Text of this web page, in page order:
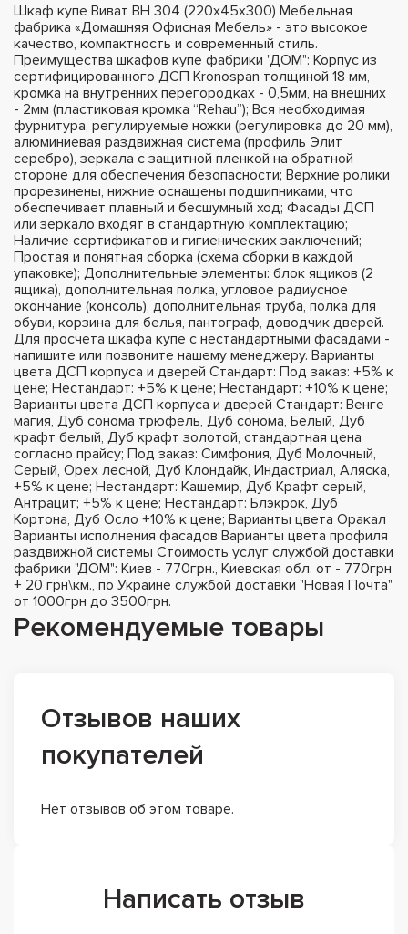
Шкаф купе Виват ВН 304 (220х45х300) Мебельная
фабрика «Домашняя Офисная Мебель» - это высокое
качество, компактность и современный стиль.
Преимущества шкафов купе фабрики "ДОМ": Корпус из
сертифицированного ДСП Kronospan толщиной 18 мм,
кромка на внутренних перегородках - 0,5мм, на внешних
- 2мм (пластиковая кромка “Rehau”); Вся необходимая
фурнитура, регулируемые ножки (регулировка до 20 мм),
алюминиевая раздвижная система (профиль Элит
серебро), зеркала с защитной пленкой на обратной
стороне для обеспечения безопасности; Верхние ролики
прорезинены, нижние оснащены подшипниками, что
обеспечивает плавный и бесшумный ход; Фасады ДСП
или зеркало входят в стандартную комплектацию;
Наличие сертификатов и гигиенических заключений;
Простая и понятная сборка (схема сборки в каждой
упаковке); Дополнительные элементы: блок ящиков (2
ящика), дополнительная полка, угловое радиусное
окончание (консоль), дополнительная труба, полка для
обуви, корзина для белья, пантограф, доводчик дверей.
Для просчёта шкафа купе с нестандартными фасадами -
напишите или позвоните нашему менеджеру. Варианты
цвета ДСП корпуса и дверей Стандарт: Под заказ: +5% к
цене; Нестандарт: +5% к цене; Нестандарт: +10% к цене;
Варианты цвета ДСП корпуса и дверей Стандарт: Венге
магия, Дуб сонома трюфель, Дуб сонома, Белый, Дуб
крафт белый, Дуб крафт золотой, стандартная цена
согласно прайсу; Под заказ: Симфония, Дуб Молочный,
Серый, Орех лесной, Дуб Клондайк, Индастриал, Аляска,
+5% к цене; Нестандарт: Кашемир, Дуб Крафт серый,
Антрацит; +5% к цене; Нестандарт: Блэкрок, Дуб
Кортона, Дуб Осло +10% к цене; Варианты цвета Оракал
Варианты исполнения фасадов Варианты цвета профиля
раздвижной системы Стоимость услуг службой доставки
фабрики "ДОМ": Киев - 770грн., Киевская обл. от - 770грн
+ 20 грн\км., по Украине службой доставки "Новая Почта"
от 1000грн до 3500грн.
Рекомендуемые товары
Отзывов наших
покупателей
Нет отзывов об этом товаре.
Написать отзыв